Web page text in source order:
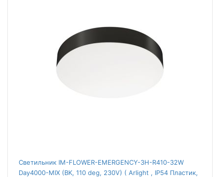
Светильник IM-FLOWER-EMERGENCY-3H-R410-32W
Day4000-MIX (BK, 110 deg, 230V) ( Arlight , IP54 Пластик,